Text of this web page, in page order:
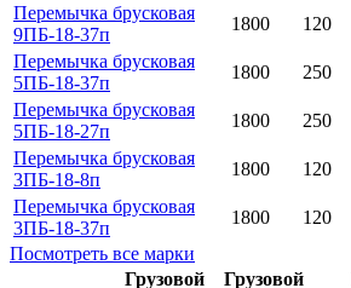
Перемычка брусковая
9ПБ-18-37п
1800 120
Перемычка брусковая
5ПБ-18-37п
1800 250
Перемычка брусковая
5ПБ-18-27п
1800 250
Перемычка брусковая
3ПБ-18-8п
1800 120
Перемычка брусковая
3ПБ-18-37п
1800 120
Посмотреть все марки
Грузовой
Грузовой